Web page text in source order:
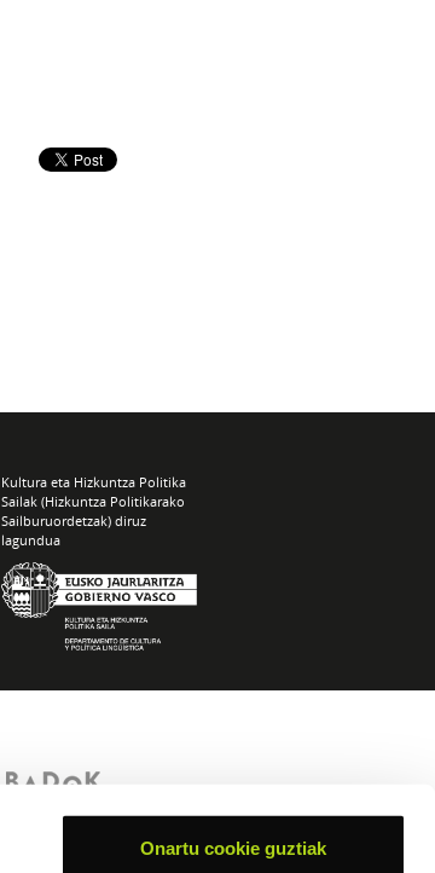
Onartu cookie guztiak
Kultura eta Hizkuntza Politika
Sailak (Hizkuntza Politikarako
Sailburuordetzak) diruz
lagundua